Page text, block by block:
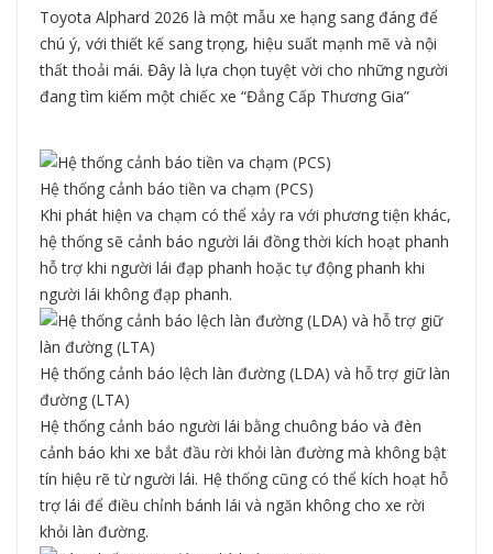
Toyota Alphard 2026 là một mẫu xe hạng sang đáng để
chú ý, với thiết kế sang trọng, hiệu suất mạnh mẽ và nội
thất thoải mái. Đây là lựa chọn tuyệt vời cho những người
đang tìm kiếm một chiếc xe “Đẳng Cấp Thương Gia”
Hệ thống cảnh báo tiền va chạm (PCS)
Khi phát hiện va chạm có thể xảy ra với phương tiện khác,
hệ thống sẽ cảnh báo người lái đồng thời kích hoạt phanh
hỗ trợ khi người lái đạp phanh hoặc tự động phanh khi
người lái không đạp phanh.
Hệ thống cảnh báo lệch làn đường (LDA) và hỗ trợ giữ làn
đường (LTA)
Hệ thống cảnh báo người lái bằng chuông báo và đèn
cảnh báo khi xe bắt đầu rời khỏi làn đường mà không bật
tín hiệu rẽ từ người lái. Hệ thống cũng có thể kích hoạt hỗ
trợ lái để điều chỉnh bánh lái và ngăn không cho xe rời
khỏi làn đường.